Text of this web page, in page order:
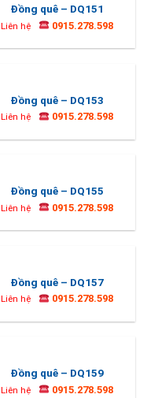
Đồng quê – DQ151
Liên hệ 0915.278.598
Đồng quê – DQ153
Liên hệ 0915.278.598
Đồng quê – DQ155
Liên hệ 0915.278.598
Đồng quê – DQ157
Liên hệ 0915.278.598
Đồng quê – DQ159
Liên hệ 0915.278.598